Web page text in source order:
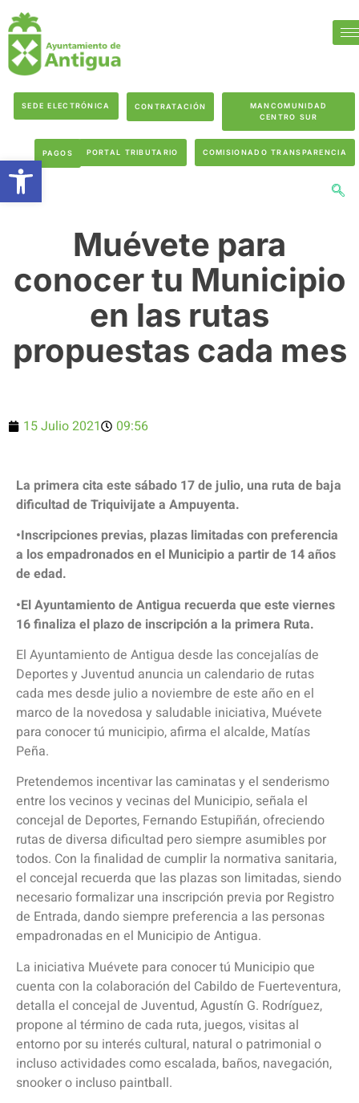
SEDE ELECTRÓNICA CONTRATACIÓN
MANCOMUNIDAD
CENTRO SUR
PAGOS PORTAL TRIBUTARIO COMISIONADO TRANSPARENCIA
Muévete para
conocer tu Municipio
en las rutas
propuestas cada mes
15 Julio 2021 09:56
La primera cita este sábado 17 de julio, una ruta de baja
dificultad de Triquivijate a Ampuyenta.
•Inscripciones previas, plazas limitadas con preferencia
a los empadronados en el Municipio a partir de 14 años
de edad.
•El Ayuntamiento de Antigua recuerda que este viernes
16 finaliza el plazo de inscripción a la primera Ruta.
El Ayuntamiento de Antigua desde las concejalías de
Deportes y Juventud anuncia un calendario de rutas
cada mes desde julio a noviembre de este año en el
marco de la novedosa y saludable iniciativa, Muévete
para conocer tú municipio, afirma el alcalde, Matías
Peña.
Pretendemos incentivar las caminatas y el senderismo
entre los vecinos y vecinas del Municipio, señala el
concejal de Deportes, Fernando Estupiñán, ofreciendo
rutas de diversa dificultad pero siempre asumibles por
todos. Con la finalidad de cumplir la normativa sanitaria,
el concejal recuerda que las plazas son limitadas, siendo
necesario formalizar una inscripción previa por Registro
de Entrada, dando siempre preferencia a las personas
empadronadas en el Municipio de Antigua.
La iniciativa Muévete para conocer tú Municipio que
cuenta con la colaboración del Cabildo de Fuerteventura,
detalla el concejal de Juventud, Agustín G. Rodríguez,
propone al término de cada ruta, juegos, visitas al
entorno por su interés cultural, natural o patrimonial o
incluso actividades como escalada, baños, navegación,
snooker o incluso paintball.
Abrir barra de herramientas